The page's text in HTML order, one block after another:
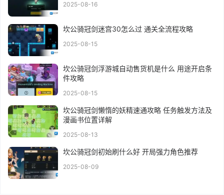
2025-08-16
坎公骑冠剑迷宫30怎么过 通关全流程攻略
2025-08-15
坎公骑冠剑浮游城自动售货机是什么 用途开启条
件攻略
2025-08-15
坎公骑冠剑懒惰的妖精速通攻略 任务触发方法及
漫画书位置详解
2025-08-13
坎公骑冠剑初始刷什么好 开局强力角色推荐
2025-08-09